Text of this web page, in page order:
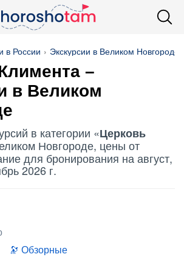
в России Экскурсии в Великом Новгороде
–
в Великом
в категории «Церковь
Новгороде, цены от
для бронирования на август,
2026 г.
Обзорные